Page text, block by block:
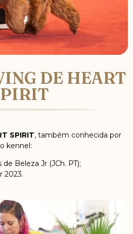
DE HEART
SPIRIT, também conhecida por
kennel:
Beleza Jr (JCh. PT);
2023.